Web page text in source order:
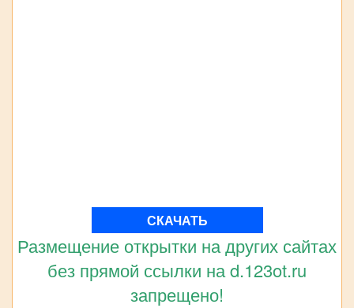
СКАЧАТЬ
Размещение открытки на других сайтах
без прямой ссылки на d.123ot.ru
запрещено!